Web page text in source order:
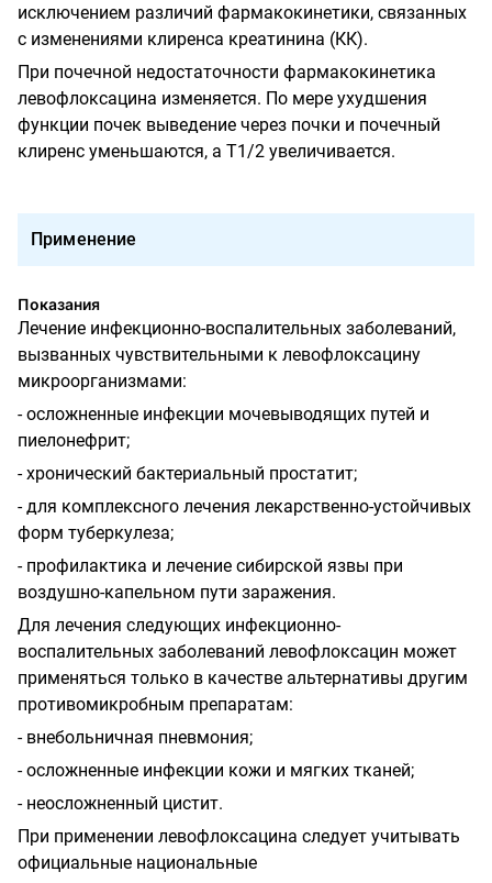
исключением различий фармакокинетики, связанных
с изменениями клиренса креатинина (КК).
При почечной недостаточности фармакокинетика
левофлоксацина изменяется. По мере ухудшения
функции почек выведение через почки и почечный
клиренс уменьшаются, а T1/2 увеличивается.
Применение
Показания
Лечение инфекционно-воспалительных заболеваний,
вызванных чувствительными к левофлоксацину
микроорганизмами:
- осложненные инфекции мочевыводящих путей и
пиелонефрит;
- хронический бактериальный простатит;
- для комплексного лечения лекарственно-устойчивых
форм туберкулеза;
- профилактика и лечение сибирской язвы при
воздушно-капельном пути заражения.
Для лечения следующих инфекционно-
воспалительных заболеваний левофлоксацин может
применяться только в качестве альтернативы другим
противомикробным препаратам:
- внебольничная пневмония;
- осложненные инфекции кожи и мягких тканей;
- неосложненный цистит.
При применении левофлоксацина следует учитывать
официальные национальные